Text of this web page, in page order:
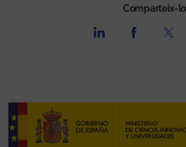
Comparteix-